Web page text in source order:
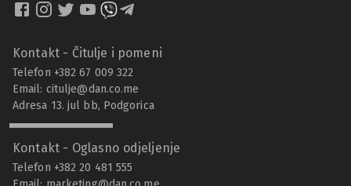
Kontakt - Čitulje i pomeni
Telefon +382 67 009 322
Email: citulje@dan.co.me
Adresa 13. jul bb, Podgorica
Kontakt - Oglasno odjeljenje
Telefon +382 20 481 555